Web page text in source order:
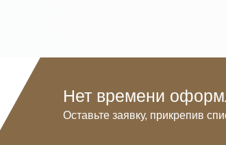
Нет времени
Оставьте заявку, прикрепив